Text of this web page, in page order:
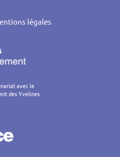
légales
avec le
des Yvelines